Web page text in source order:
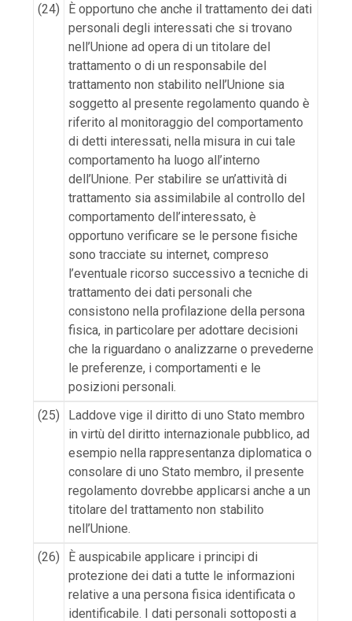
(24)
È opportuno che anche il trattamento dei dati
personali degli interessati che si trovano
nell’Unione ad opera di un titolare del
trattamento o di un responsabile del
trattamento non stabilito nell’Unione sia
soggetto al presente regolamento quando è
riferito al monitoraggio del comportamento
di detti interessati, nella misura in cui tale
comportamento ha luogo all’interno
dell’Unione. Per stabilire se un’attività di
trattamento sia assimilabile al controllo del
comportamento dell’interessato, è
opportuno verificare se le persone fisiche
sono tracciate su internet, compreso
l’eventuale ricorso successivo a tecniche di
trattamento dei dati personali che
consistono nella profilazione della persona
fisica, in particolare per adottare decisioni
che la riguardano o analizzarne o prevederne
le preferenze, i comportamenti e le
posizioni personali.
(25)
Laddove vige il diritto di uno Stato membro
in virtù del diritto internazionale pubblico, ad
esempio nella rappresentanza diplomatica o
consolare di uno Stato membro, il presente
regolamento dovrebbe applicarsi anche a un
titolare del trattamento non stabilito
nell’Unione.
(26)
È auspicabile applicare i principi di
protezione dei dati a tutte le informazioni
relative a una persona fisica identificata o
identificabile. I dati personali sottoposti a